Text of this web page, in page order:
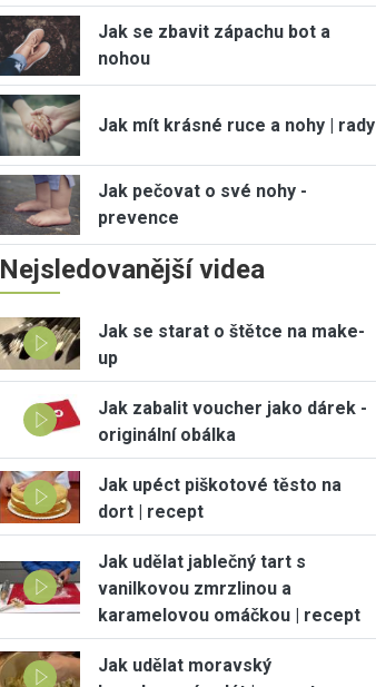
Jak se zbavit zápachu bot a
nohou
Jak mít krásné ruce a nohy | rady
Jak pečovat o své nohy -
prevence
Nejsledovanější videa
Jak se starat o štětce na make-
up
Jak zabalit voucher jako dárek -
originální obálka
Jak upéct piškotové těsto na
dort | recept
Jak udělat jablečný tart s
vanilkovou zmrzlinou a
karamelovou omáčkou | recept
Jak udělat moravský